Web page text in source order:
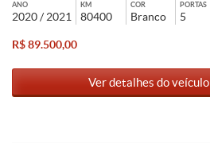
ANO
2020 / 2021
KM
80400
COR
Branco
PORTAS
5
R$ 89.500,00
Ver detalhes do veículo